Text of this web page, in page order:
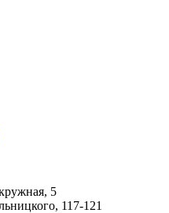
5
117-121